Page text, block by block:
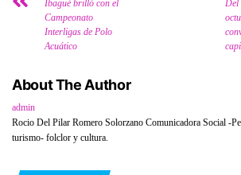
Ibagué brilló con el
Campeonato
Interligas de Polo
Acuático
Del
About The Author
admin
Rocio Del Pilar Romero Solorzano Comunicadora Social -
turismo- folclor y cultura.